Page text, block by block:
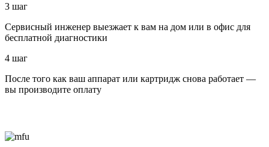
3 шаг
Сервисный инженер выезжает к вам на дом или в офис для
бесплатной диагностики
4 шаг
После того как ваш аппарат или картридж снова работает —
вы производите оплату